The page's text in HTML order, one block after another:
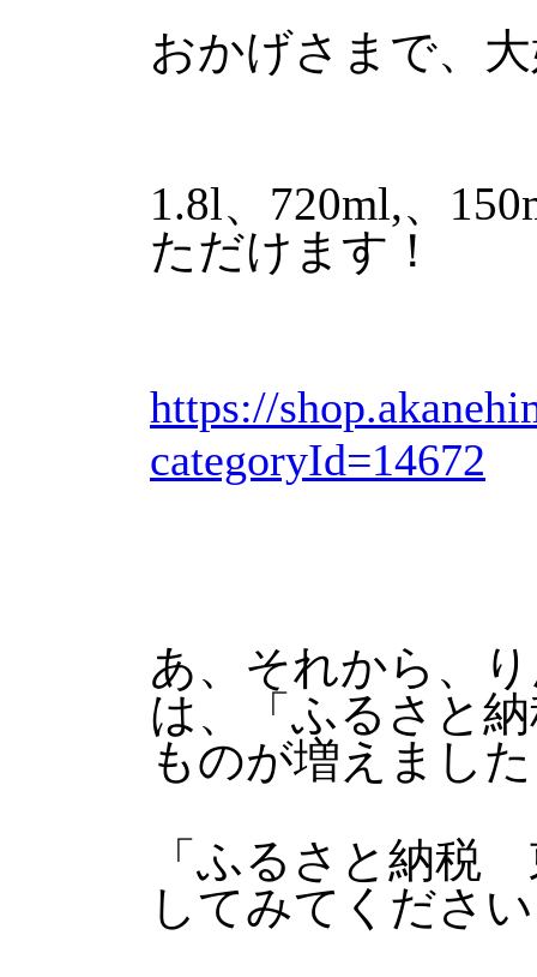
おかげさまで、
1.8l、720ml,、
ただけます！
https://
categoryId=14672
あ、それから、
は、「ふるさと
ものが増えまし
「ふるさと納
してみてくださ